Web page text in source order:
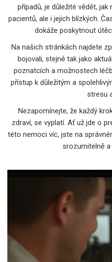
případů, je důležité vědět,
pacientů, ale i jejich blízkých.
dokáže poskytnout
Na našich stránkách najdete
bojovali, stejně tak jako
poznatcích a možnostech
přístup k důležitým a
stresu
Nezapomínejte, že každý
zdraví, se vyplatí. Ať už jde o
této nemoci víc, jste na
srozumitelně